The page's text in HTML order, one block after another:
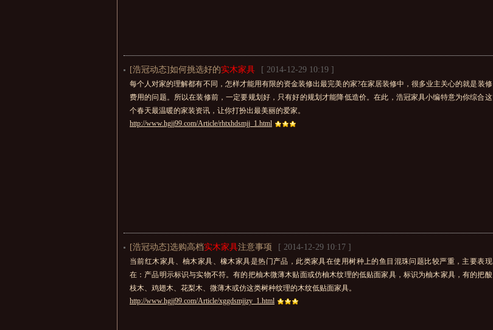
[浩冠动态]如何挑选好的实木家具 [ 2014-12-29 10:19 ]
每个人对家的理解都有不同，怎样才能用有限的资金装修出最完美的家?在家居装修中，很多业主关心的就是装修
费用的问题。所以在装修前，一定要规划好，只有好的规划才能降低造价。在此，浩冠家具小编特意为你综合这
个春天最温暖的家装资讯，让你打扮出最美丽的爱家。
http://www.hgjj99.com/Article/rhtxhdsmjj_1.html
[浩冠动态]选购高档实木家具注意事项 [ 2014-12-29 10:17 ]
当前红木家具、柚木家具、橡木家具是热门产品，此类家具在使用树种上的鱼目混珠问题比较严重，主要表现
在：产品明示标识与实物不符。有的把柚木微薄木贴面或仿柚木纹理的低贴面家具，标识为柚木家具，有的把酸
枝木、鸡翅木、花梨木、微薄木或仿这类树种纹理的木纹低贴面家具。
http://www.hgjj99.com/Article/xggdsmjjzy_1.html